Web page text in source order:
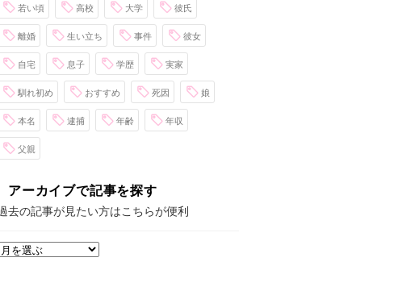
若い頃 高校 大学 彼氏
離婚 生い立ち 事件 彼女
自宅 息子 学歴 実家
馴れ初め おすすめ 死因 娘
本名 逮捕 年齢 年収
父親
アーカイブで記事を探す
去の記事が見たい方はこちらが便利